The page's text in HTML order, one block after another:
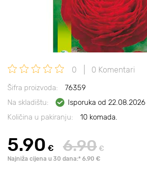
0 0 Komentari
Šifra proizvoda:
76359
Na skladištu:
Isporuka od 22.08.2026
Količina u pakiranju:
10 komada.
5.90 € 6.90 €
Najniža cijena u 30 dana:* 6.90 €